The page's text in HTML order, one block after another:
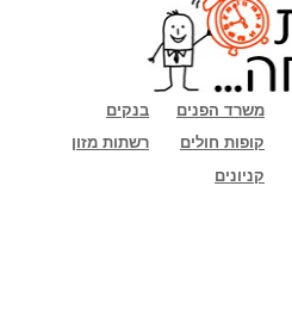
בנקים משרד הפנים
רשתות מזון
קופות חולים
קניונים